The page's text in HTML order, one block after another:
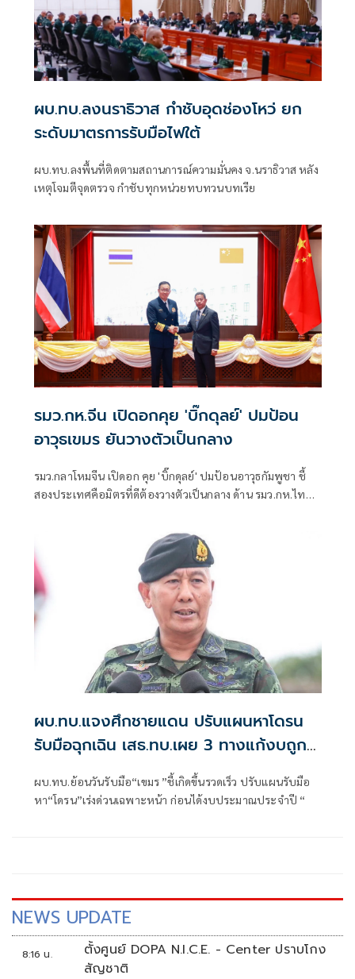
ผบ.ทบ.ลงนราธิวาส กำชับอุดช่องโหว่ ยก
ระดับมาตรการรับมือไฟใต้
ผบ.ทบ.ลงพื้นที่ติดตามสถานการณ์ความมั่นคง จ.นราธิวาส หลัง
เหตุโจมตีจุดตรวจ กำชับทุกหน่วยทบทวนบทเรีย
รมว.กห.จีน เปิดอกคุย 'บิ๊กดุลย์' ปมป้อน
อาวุธเขมร ยันวางตัวเป็นกลาง
รมว.กลาโหมจีน เปิดอก คุย 'บิ๊กดุลย์' ปมป้อนอาวุธกัมพูชา ชี้
สองประเทศคือมิตรที่ดีต้องวางตัวเป็นกลาง ด้าน รมว.กห.ไทย
ผบ.ทบ.แจงศึกชายแดน ปรับแผนหาโดรน
รับมือฉุกเฉิน เสธ.ทบ.เผย 3 ทางแก้งบถูก
ผบ.ทบ.ย้อนวันรับมือ“เขมร ”ชี้เกิดขึ้นรวดเร็ว ปรับแผนรับมือ
หา“โดรน”เร่งด่วนเฉพาะหน้า ก่อนได้งบประมาณประจำปี “
NEWS UPDATE
8:16 น.
ตั้งศูนย์ DOPA N.I.C.E. - Center ปราบโกง
สัญชาติ